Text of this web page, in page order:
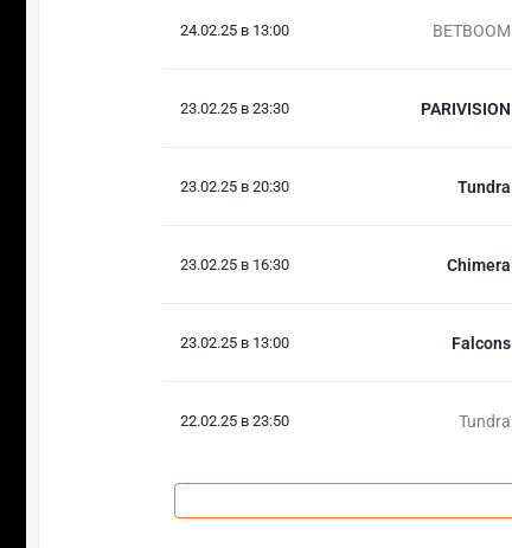
24.02.25 в 13:00 BETBOOM
23.02.25 в 23:30 PARIVISION
23.02.25 в 20:30 Tundra
23.02.25 в 16:30 Chimera
23.02.25 в 13:00 Falcons
22.02.25 в 23:50 Tundra